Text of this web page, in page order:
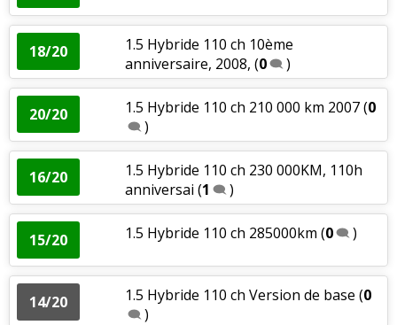
18/20
1.5 Hybride 110 ch 10ème
anniversaire, 2008, (0 )
20/20 1.5 Hybride 110 ch 210 000 km 2007(0
)
16/20
1.5 Hybride 110 ch 230 000KM, 110h
anniversai (1 )
15/20 1.5 Hybride 110 ch 285000km (0 )
14/20 1.5 Hybride 110 ch Version de base (0
)